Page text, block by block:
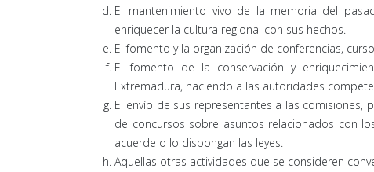
El mantenimiento vivo de la memoria del
enriquecer la cultura regional con sus hechos.
El fomento y la organización de conferencias,
El fomento de la conservación y
Extremadura, haciendo a las autoridades
El envío de sus representantes a las
de concursos sobre asuntos relacionados con
acuerde o lo dispongan las leyes.
Aquellas otras actividades que se consideren